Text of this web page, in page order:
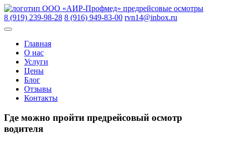
Skip
to
content
ООО «АИР-Профмед» предрейсовые осмотры
8 (919) 239-98-28 8 (916) 949-83-00 rvn14@inbox.ru
Главная
О нас
Услуги
Цены
Блог
Отзывы
Контакты
Где можно пройти предрейсовый осмотр
водителя